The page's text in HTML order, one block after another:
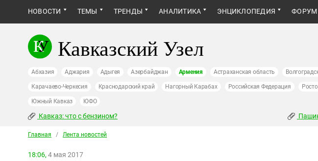
НОВОСТИ ТЕМЫ ТРЕНДЫ АНАЛИТИКА ЭНЦИКЛОПЕДИЯ ФОРУМ
Кавказский Узел
Абхазия Аджария Адыгея Азербайджан Армения Астраханская область
Карачаево-Черкесия Краснодарский край Нагорный Карабах Российская Федерация
Южный Кавказ ЮФО
Кавказ: что с бензином?
Главная / Лента новостей
18:06, 4 мая 2017